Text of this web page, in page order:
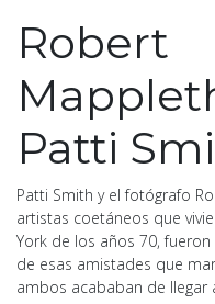
Robert
Patti
Patti Smith y el fotógrafo
artistas coetáneos que
York de los años 70,
de esas amistades que
ambos acababan de llegar